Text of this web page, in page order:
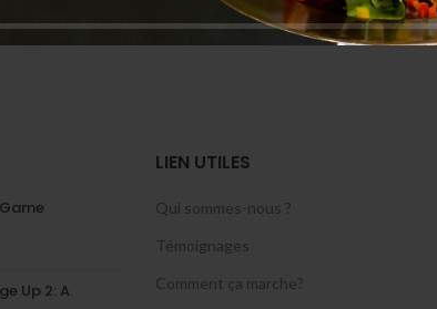
Up 2: A
LIEN UTILES
Qui sommes-nous ?
Témoignages
Comment ça marche?